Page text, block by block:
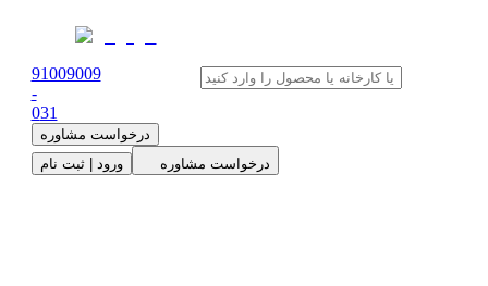
91009009
-
031
درخواست مشاوره
ورود | ثبت نام
درخواست مشاوره